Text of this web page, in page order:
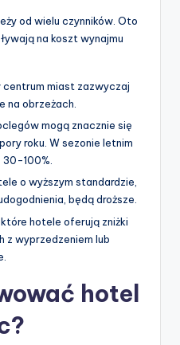
od wielu czynników. Oto
na koszt wynajmu
centrum miast zazwyczaj
na obrzeżach.
mogą znacznie się
roku. W sezonie letnim
30-100%.
o wyższym standardzie,
będą droższe.
hotele oferują zniżki
z wyprzedzeniem lub
hotel